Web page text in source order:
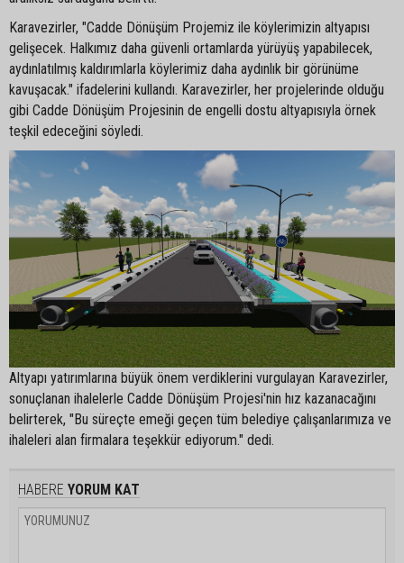
Karavezirler, "Cadde Dönüşüm Projemiz ile köylerimizin altyapısı
gelişecek. Halkımız daha güvenli ortamlarda yürüyüş yapabilecek,
aydınlatılmış kaldırımlarla köylerimiz daha aydınlık bir görünüme
kavuşacak." ifadelerini kullandı. Karavezirler, her projelerinde olduğu
gibi Cadde Dönüşüm Projesinin de engelli dostu altyapısıyla örnek
teşkil edeceğini söyledi.
Altyapı yatırımlarına büyük önem verdiklerini vurgulayan Karavezirler,
sonuçlanan ihalelerle Cadde Dönüşüm Projesi'nin hız kazanacağını
belirterek, "Bu süreçte emeği geçen tüm belediye çalışanlarımıza ve
ihaleleri alan firmalara teşekkür ediyorum." dedi.
HABERE YORUM KAT